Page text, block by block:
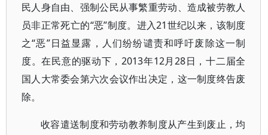
民人身自由、强制公民从事繁重劳动、造成被劳教人
员非正常死亡的“恶”制度。进入21世纪以来，该制度
之“恶”日益显露，人们纷纷谴责和呼吁废除这一制
度。在民意的驱动下，2013年12月28日，十二届全
国人大常委会第六次会议作出决定，这一制度终告废
除。
收容遣送制度和劳动教养制度从产生到废止，均